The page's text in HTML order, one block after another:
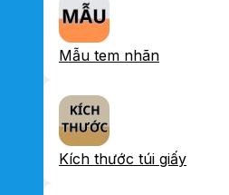
Mẫu tem nhãn
Kích thước túi giấy